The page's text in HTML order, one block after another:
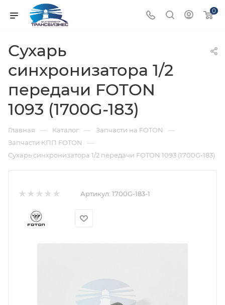
0
Сухарь
синхронизатора 1/2
передачи FOTON
1093 (1700G-183)
Главная — Каталог — Запчасти на FOTON —
Запчасти КПП FOTON —
Сухарь синхронизатора 1/2 передачи FOTON 1093 (1700G-183)
Артикул: 1700G-183-1